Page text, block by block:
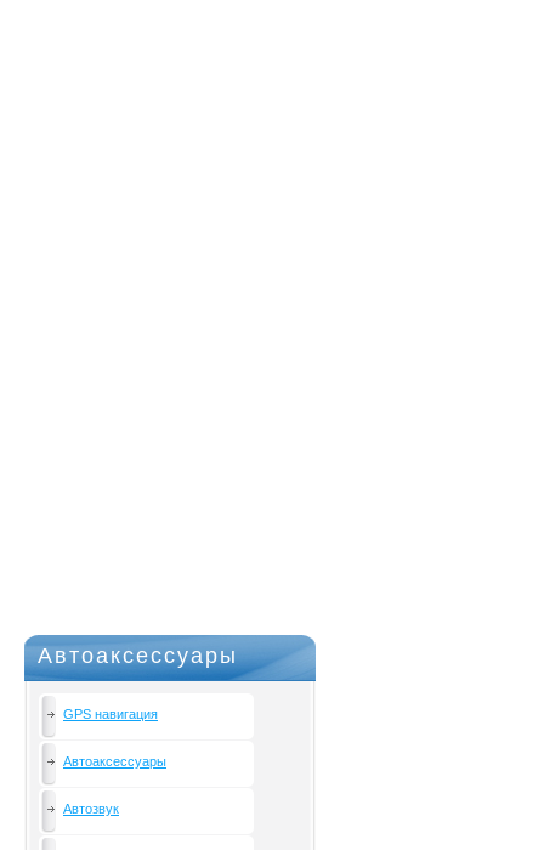
Автоаксессуары
GPS навигация
Автоаксессуары
Автозвук